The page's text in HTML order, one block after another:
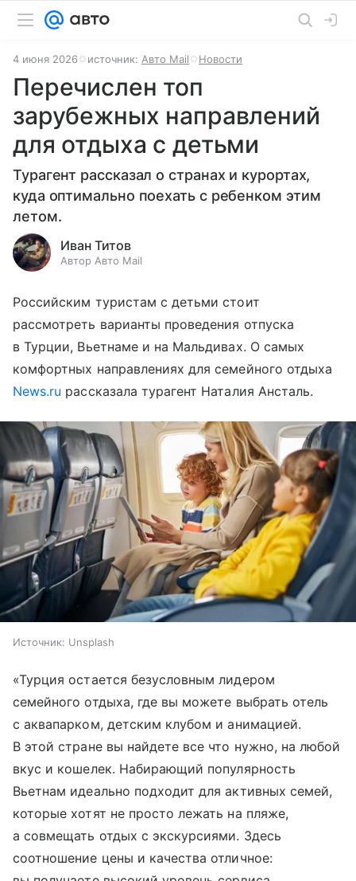
4 июня 2026 источник: Авто Mail Новости
Перечислен топ
зарубежных направлений
для отдыха с детьми
Турагент рассказал о странах и курортах,
куда оптимально поехать с ребенком этим
летом.
Иван Титов
Автор Авто Mail
Российским туристам с детьми стоит
рассмотреть варианты проведения отпуска
в Турции, Вьетнаме и на Мальдивах. О самых
комфортных направлениях для семейного отдыха
News.ru рассказала турагент Наталия Ансталь.
Источник: Unsplash
«Турция остается безусловным лидером
семейного отдыха, где вы можете выбрать отель
с аквапарком, детским клубом и анимацией.
В этой стране вы найдете все что нужно, на любой
вкус и кошелек. Набирающий популярность
Вьетнам идеально подходит для активных семей,
которые хотят не просто лежать на пляже,
а совмещать отдых с экскурсиями. Здесь
соотношение цены и качества отличное: